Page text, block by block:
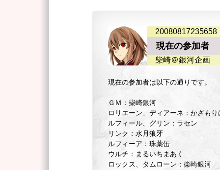
20080817235658
現在の参加者
柴崎＠銀河企画
現在の参加者は以下の通りです。
ＧＭ：柴崎銀河
ロリエーン、ディアーネ：かざもり
ルフィール、グリン：ラセン
リンク：水月狼牙
ルフィーア：珠薬缶
ウルチ：まるいちまあく
ロックス、タムローン：柴崎銀河